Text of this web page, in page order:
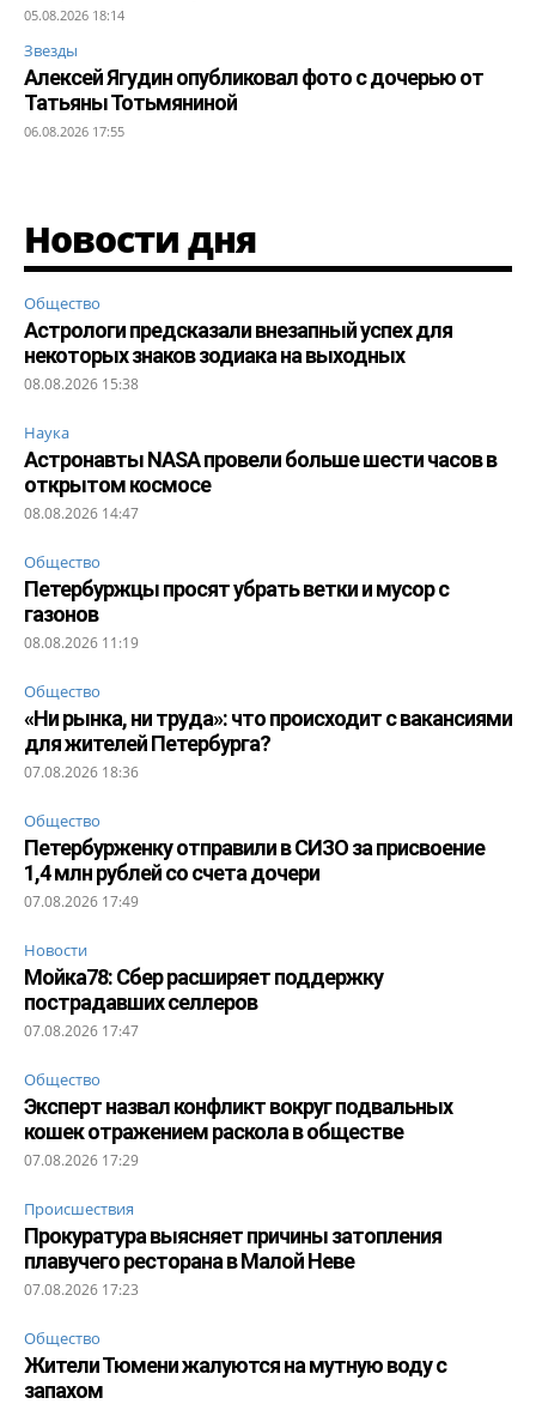
05.08.2026 18:14
Звезды
Алексей Ягудин опубликовал фото с дочерью от
Татьяны Тотьмяниной
06.08.2026 17:55
Новости дня
Общество
Астрологи предсказали внезапный успех для
некоторых знаков зодиака на выходных
08.08.2026 15:38
Наука
Астронавты NASA провели больше шести часов в
открытом космосе
08.08.2026 14:47
Общество
Петербуржцы просят убрать ветки и мусор с
газонов
08.08.2026 11:19
Общество
«Ни рынка, ни труда»: что происходит с вакансиями
для жителей Петербурга?
07.08.2026 18:36
Общество
Петербурженку отправили в СИЗО за присвоение
1,4 млн рублей со счета дочери
07.08.2026 17:49
Новости
Мойка78: Сбер расширяет поддержку
пострадавших селлеров
07.08.2026 17:47
Общество
Эксперт назвал конфликт вокруг подвальных
кошек отражением раскола в обществе
07.08.2026 17:29
Происшествия
Прокуратура выясняет причины затопления
плавучего ресторана в Малой Неве
07.08.2026 17:23
Общество
Жители Тюмени жалуются на мутную воду с
запахом